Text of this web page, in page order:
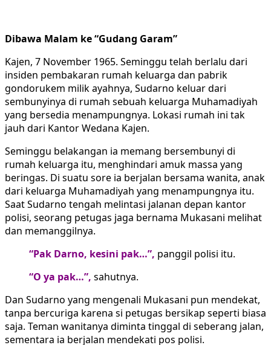
Dibawa Malam ke “Gudang Garam”
Kajen, 7 November 1965. Seminggu telah berlalu dari
insiden pembakaran rumah keluarga dan pabrik
gondorukem milik ayahnya, Sudarno keluar dari
sembunyinya di rumah sebuah keluarga Muhamadiyah
yang bersedia menampungnya. Lokasi rumah ini tak
jauh dari Kantor Wedana Kajen.
Seminggu belakangan ia memang bersembunyi di
rumah keluarga itu, menghindari amuk massa yang
beringas. Di suatu sore ia berjalan bersama wanita, anak
dari keluarga Muhamadiyah yang menampungnya itu.
Saat Sudarno tengah melintasi jalanan depan kantor
polisi, seorang petugas jaga bernama Mukasani melihat
dan memanggilnya.
“Pak Darno, kesini pak…”, panggil polisi itu.
“O ya pak…”, sahutnya.
Dan Sudarno yang mengenali Mukasani pun mendekat,
tanpa bercuriga karena si petugas bersikap seperti biasa
saja. Teman wanitanya diminta tinggal di seberang jalan,
sementara ia berjalan mendekati pos polisi.